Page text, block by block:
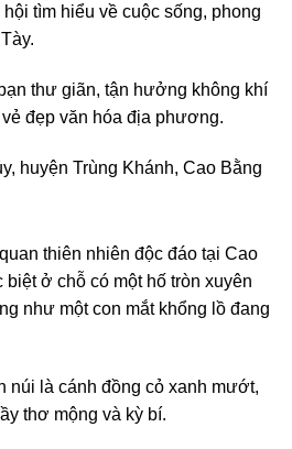
tìm hiểu về cuộc sống, phong
thư giãn, tận hưởng không khí
đẹp văn hóa địa phương.
huyện Trùng Khánh, Cao Bằng
thiên nhiên độc đáo tại Cao
biệt ở chỗ có một hố tròn xuyên
như một con mắt khổng lồ đang
núi là cánh đồng cỏ xanh mướt,
thơ mộng và kỳ bí.